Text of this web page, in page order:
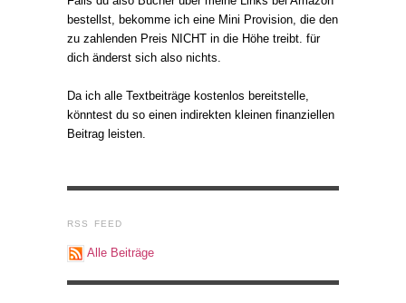
bestellst, bekomme ich eine Mini Provision, die den
zu zahlenden Preis NICHT in die Höhe treibt. für
dich änderst sich also nichts.
Da ich alle Textbeiträge kostenlos bereitstelle,
könntest du so einen indirekten kleinen finanziellen
Beitrag leisten.
RSS FEED
Alle Beiträge